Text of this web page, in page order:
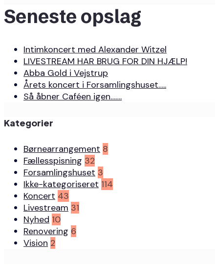
Seneste opslag
Intimkoncert med Alexander Witzel
LIVESTREAM HAR BRUG FOR DIN HJÆLP!
Abba Gold i Vejstrup
Årets koncert i Forsamlingshuset…..
Så åbner Caféen igen…….
Kategorier
Børnearrangement 8
Fællesspisning 32
Forsamlingshuset 3
Ikke-kategoriseret 114
Koncert 43
Livestream 31
Nyhed 10
Renovering 6
Vision 2